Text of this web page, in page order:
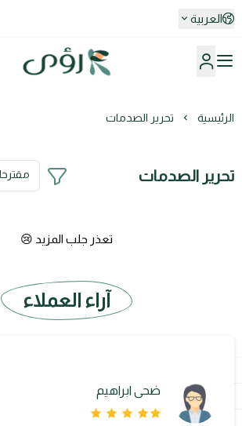
العربية
كوتش رؤى أبوبكر
الرئيسية تحرير الصدمات
تحرير الصدمات
تعذر جلب المزيد 😢
آراء العملاء
ضحى ابراهيم